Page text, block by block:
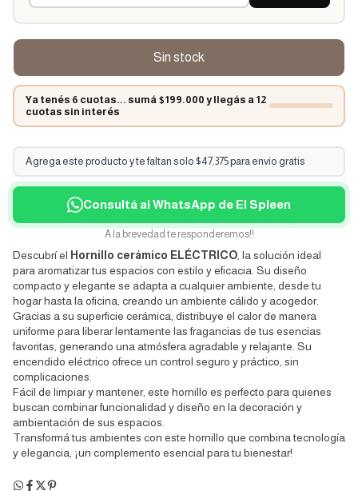
Ya tenés 6 cuotas... sumá $199.000 y llegás a 12
cuotas sin interés
Agrega este producto y te faltan solo $47.375 para envio gratis
Consultá al WhatsApp de El Spleen
A la brevedad te responderemos!!
Descubrí el Hornillo cerámico ELÉCTRICO , la solución ideal
para aromatizar tus espacios con estilo y eficacia. Su diseño
compacto y elegante se adapta a cualquier ambiente, desde tu
hogar hasta la oficina, creando un ambiente cálido y acogedor.
Gracias a su superficie cerámica, distribuye el calor de manera
uniforme para liberar lentamente las fragancias de tus esencias
favoritas, generando una atmósfera agradable y relajante. Su
encendido eléctrico ofrece un control seguro y práctico, sin
complicaciones.
Fácil de limpiar y mantener, este hornillo es perfecto para quienes
buscan combinar funcionalidad y diseño en la decoración y
ambientación de sus espacios.
Transformá tus ambientes con este hornillo que combina tecnología
y elegancia, ¡un complemento esencial para tu bienestar!